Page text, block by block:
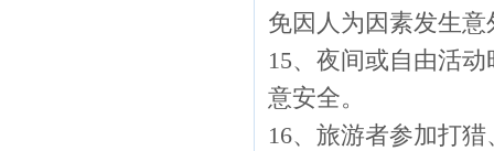
免因人为因素发生意
15、夜间或自由活
意安全。
16、旅游者参加打